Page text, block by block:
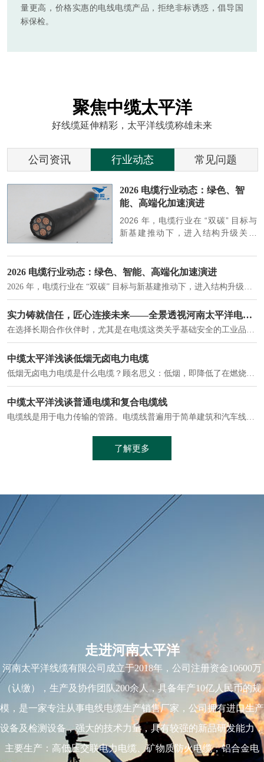
量更高，价格实惠的电线电缆产品，拒绝非标诱惑，倡导国
标保检。
聚焦中缆太平洋
好线缆延伸精彩，太平洋线缆称雄未来
公司资讯 行业动态 常见问题
2026 电缆行业动态：绿色、智
能、高端化加速演进
2026 年，电缆行业在 “双碳” 目标与
新基建推动下，进入结构升级关键
大清晰趋势，市场格局持续优化。
2026 电缆行业动态：绿色、智能、高端化加速演进
实力铸就信任，匠心连接未来——全景透视河南太平洋电缆厂
在选择长期合作伙伴时，尤其是在电缆这类关乎基础安全的工业品上，供应商的“内在实力”远比一纸报价单更重要。今天，我们邀请您“云参观”河南太平洋电缆厂，透过每一个细节，看我们如何将“可靠”二字，铸入每一米电缆。
中缆太平洋浅谈低烟无卤电力电缆
低烟无卤电力电缆是什么电缆？顾名思义：低烟，即降低了在燃烧时有害物体的产生；卤素对于人体来说是一种有毒气体，无卤就是没有毒气体的释放，通常是针对电缆遇火灾时而言的。低烟无卤电力电缆又可以称之为环保电缆，低烟无卤电缆大多数用于医院和对环境卫生要求比较严格的地方。
中缆太平洋浅谈普通电缆和复合电缆线
电缆线是用于电力传输的管路。电缆线普遍用于简单建筑和汽车线材，作为能源输送缆线，电缆线的复杂结构勿庸置疑。根据目标功能，电缆线具有以下一些特点：建筑用和车用线材要求轻质、大批量生产、价格低廉、具有相当的电学和力学性能和长时间的耐老化性能；工业用线材必须具有符合客户要求的性能；
了解更多
走进河南太平洋
河南太平洋线缆有限公司成立于2018年，公司注册资金10600万
（认缴），生产及协作团队200余人，具备年产10亿人民币的规
模，是一家专注从事电线电缆生产销售厂家，公司拥有进口生产
设备及检测设备，强大的技术力量，具有较强的新品研发能力，
主要生产：高低压交联电力电缆、矿物质防火电缆，铝合金电